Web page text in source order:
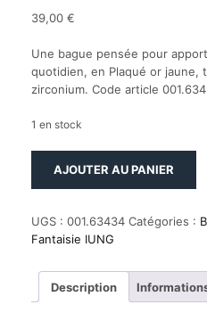
39,00 €
Une bague pensée pour
quotidien, en Plaqué or jaune,
zirconium. Code article
1 en stock
taille
54
3
AJOUTER AU PANIER
UGS : 001.63434 Catégories :
Fantaisie IUNG
Description